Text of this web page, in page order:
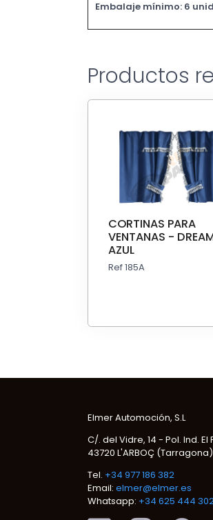
Embalaje mínimo: 6
Productos
CORTINAS PARA
VENTANAS -
AZUL
Ref 185A
Elmer Automoción, S.L
C/. del Vidre, 14 - Pol. Ind. El
43720 L'ARBOÇ
Tel. +34 977 186 382
Email: elmer@elmer.es
Whatsapp: +34 625 444